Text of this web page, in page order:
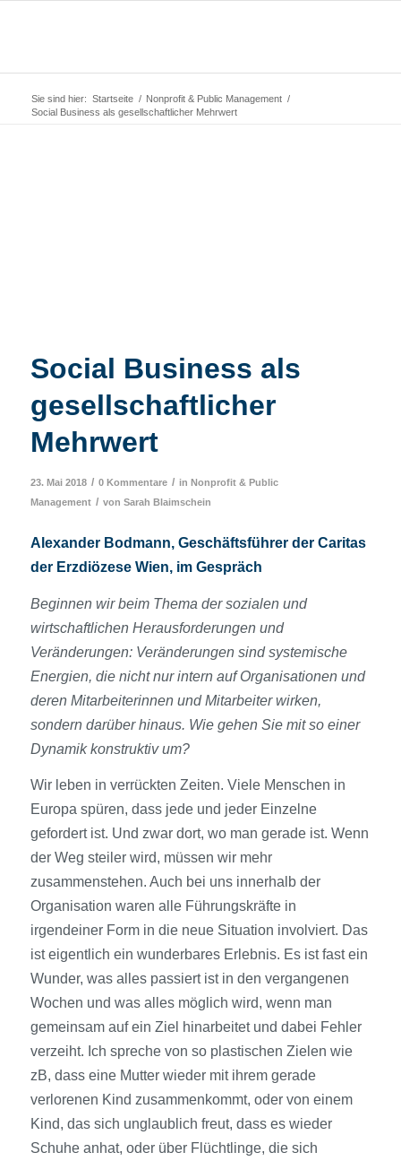
Sie sind hier: Startseite / Nonprofit & Public Management /
Social Business als gesellschaftlicher Mehrwert
Social Business als
gesellschaftlicher
Mehrwert
23. Mai 2018 / 0 Kommentare / in Nonprofit & Public
Management / von Sarah Blaimschein
Alexander Bodmann, Geschäftsführer der Caritas
der Erzdiözese Wien, im Gespräch
Beginnen wir beim Thema der sozialen und
wirtschaftlichen Herausforderungen und
Veränderungen: Veränderungen sind systemische
Energien, die nicht nur intern auf Organisationen und
deren Mitarbeiterinnen und Mitarbeiter wirken,
sondern darüber hinaus. Wie gehen Sie mit so einer
Dynamik konstruktiv um?
Wir leben in verrückten Zeiten. Viele Menschen in
Europa spüren, dass jede und jeder Einzelne
gefordert ist. Und zwar dort, wo man gerade ist. Wenn
der Weg steiler wird, müssen wir mehr
zusammenstehen. Auch bei uns innerhalb der
Organisation waren alle Führungskräfte in
irgendeiner Form in die neue Situation involviert. Das
ist eigentlich ein wunderbares Erlebnis. Es ist fast ein
Wunder, was alles passiert ist in den vergangenen
Wochen und was alles möglich wird, wenn man
gemeinsam auf ein Ziel hinarbeitet und dabei Fehler
verzeiht. Ich spreche von so plastischen Zielen wie
zB, dass eine Mutter wieder mit ihrem gerade
verlorenen Kind zusammenkommt, oder von einem
Kind, das sich unglaublich freut, dass es wieder
Schuhe anhat, oder über Flüchtlinge, die sich